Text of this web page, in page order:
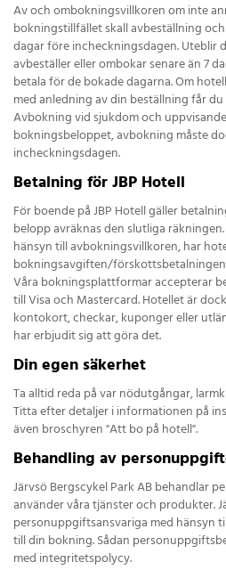
Av och ombokningsvillkoren om inte
bokningstillfället skall avbeställning
dagar före incheckningsdagen. Uteblir
avbeställer eller ombokar senare än 7
betala för de bokade dagarna. Om
med anledning av din beställning får du
Avbokning vid sjukdom och
bokningsbeloppet, avbokning måste
incheckningsdagen.
Betalning för JBP Hotell
För boende på JBP Hotell gäller
belopp avräknas den slutliga
hänsyn till avbokningsvillkoren, har
bokningsavgiften/
Våra bokningsplattformar accepterar
till Visa och Mastercard. Hotellet är
kontokort, checkar, kuponger eller
har erbjudit sig att göra det.
Din egen säkerhet
Ta alltid reda på var nödutgångar,
Titta efter detaljer i informationen på
även broschyren "Att bo på hotell".
Behandling av
Järvsö Bergscykel Park AB behandlar
använder våra tjänster och produkter.
personuppgiftsansvariga med hänsyn
till din bokning. Sådan
med integritetspolycy.